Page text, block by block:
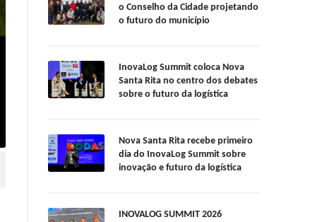
o Conselho da Cidade projetando
o futuro do município
InovaLog Summit coloca Nova
Santa Rita no centro dos debates
sobre o futuro da logística
Nova Santa Rita recebe primeiro
dia do InovaLog Summit sobre
inovação e futuro da logística
INOVALOG SUMMIT 2026